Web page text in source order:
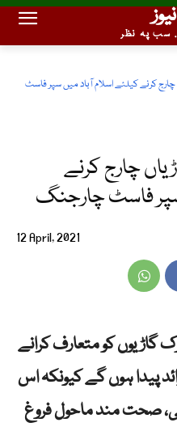
سب پہ نظر
کرنے کیلئے اسلام آباد میں سپر فاسٹ
چارج کرنے
سپر فاسٹ چارجنگ
12 April, 2021
گاڑیوں کو متعارف کرانے
پیدا ہوں گے کیونکہ اس
صحت مند ماحول فروغ